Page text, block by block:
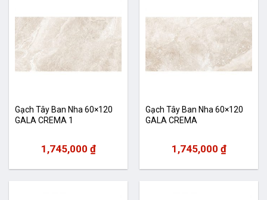
Gạch Tây Ban Nha 60×120
GALA CREMA 1
1,745,000 ₫
Gạch Tây Ban Nha 60×120
GALA CREMA
1,745,000 ₫